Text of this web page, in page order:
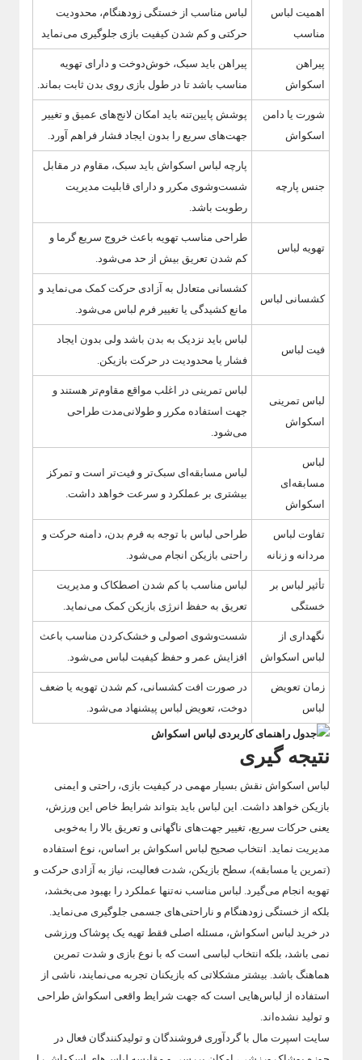
اهمیت لباس
مناسب
لباس مناسب از خستگی زودهنگام، محدودیت
حرکتی و کم شدن کیفیت بازی جلوگیری می‌نماید
پیراهن
اسکواش
پیراهن باید سبک، خوش‌دوخت و دارای تهویه
مناسب باشد تا در طول بازی روی بدن ثابت بماند.
شورت یا دامن
اسکواش
پوشش پایین‌تنه باید امکان لانج‌های عمیق و تغییر
جهت‌های سریع را بدون ایجاد فشار فراهم آورد.
جنس پارچه
پارچه لباس اسکواش باید سبک، مقاوم در مقابل
شست‌وشوی مکرر و دارای قابلیت مدیریت
رطوبت باشد.
تهویه لباس
طراحی مناسب تهویه باعث خروج سریع گرما و
کم شدن تعریق بیش از حد می‌شود.
کشسانی لباس
کشسانی متعادل به آزادی حرکت کمک می‌نماید و
مانع کشیدگی یا تغییر فرم لباس می‌شود.
فیت لباس
لباس باید نزدیک به بدن باشد ولی بدون ایجاد
فشار یا محدودیت در حرکت بازیکن.
لباس تمرینی
اسکواش
لباس تمرینی در اغلب مواقع مقاوم‌تر هستند و
جهت استفاده مکرر و طولانی‌مدت طراحی
می‌شود.
لباس
مسابقه‌ای
اسکواش
لباس مسابقه‌ای سبک‌تر و فیت‌تر است و تمرکز
بیشتری بر عملکرد و سرعت خواهد داشت.
تفاوت لباس
مردانه و زنانه
طراحی لباس با توجه به فرم بدن، دامنه حرکت و
راحتی بازیکن انجام می‌شود.
تأثیر لباس بر
خستگی
لباس مناسب با کم شدن اصطکاک و مدیریت
تعریق به حفظ انرژی بازیکن کمک می‌نماید.
نگهداری از
لباس اسکواش
شست‌وشوی اصولی و خشک‌کردن مناسب باعث
افزایش عمر و حفظ کیفیت لباس می‌شود.
زمان تعویض
لباس
در صورت افت کشسانی، کم شدن تهویه یا ضعف
دوخت، تعویض لباس پیشنهاد می‌شود.
نتیجه گیری
لباس اسکواش نقش بسیار مهمی در کیفیت بازی، راحتی و ایمنی
بازیکن خواهد داشت. این لباس باید بتواند شرایط خاص این ورزش،
یعنی حرکات سریع، تغییر جهت‌های ناگهانی و تعریق بالا را به‌خوبی
مدیریت نماید. انتخاب صحیح لباس اسکواش بر اساس، نوع استفاده
(تمرین یا مسابقه)، سطح بازیکن، شدت فعالیت، نیاز به آزادی حرکت و
تهویه انجام می‌گیرد. لباس مناسب نه‌تنها عملکرد را بهبود می‌بخشد،
بلکه از خستگی زودهنگام و ناراحتی‌های جسمی جلوگیری می‌نماید.
در خرید لباس اسکواش، مسئله اصلی فقط تهیه یک پوشاک ورزشی
نمی باشد، بلکه انتخاب لباسی است که با نوع بازی و شدت تمرین
هماهنگ باشد. بیشتر مشکلاتی که بازیکنان تجربه می‌نمایند، ناشی از
استفاده از لباس‌هایی است که جهت شرایط واقعی اسکواش طراحی
و تولید نشده‌اند.
سایت اسپرت مال با گردآوری فروشندگان و تولیدکنندگان فعال در